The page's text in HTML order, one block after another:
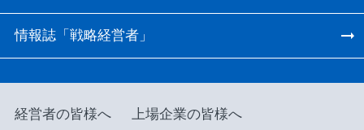
情報誌「戦略経営者」
経営者の皆様へ
上場企業の皆様へ